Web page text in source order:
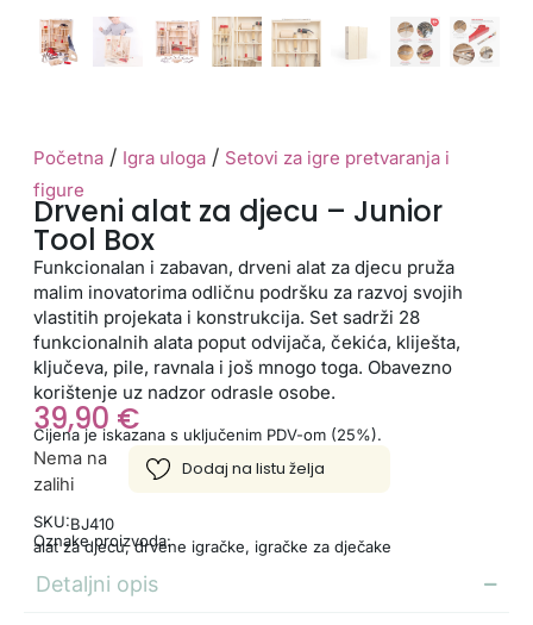
Početna/ Igra uloga/ Setovi za igre pretvaranja i
figure
Drveni alat za djecu – Junior
Tool Box
Funkcionalan i zabavan, drveni alat za djecu pruža
malim inovatorima odličnu podršku za razvoj svojih
vlastitih projekata i konstrukcija. Set sadrži 28
funkcionalnih alata poput odvijača, čekića, kliješta,
ključeva, pile, ravnala i još mnogo toga. Obavezno
korištenje uz nadzor odrasle osobe.
39,90€
Cijena je iskazana s uključenim PDV-om (25%).
Nema na
zalihi
SKU:BJ410
Oznake proizvoda:
alat za djecu,drvene igračke, igračke za dječake
Detaljni opis